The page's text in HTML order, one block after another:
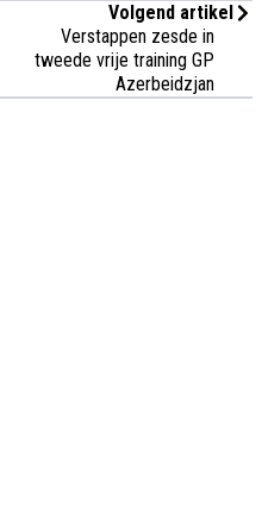
Volgend artikel
Verstappen zesde in
tweede vrije training GP
Azerbeidzjan